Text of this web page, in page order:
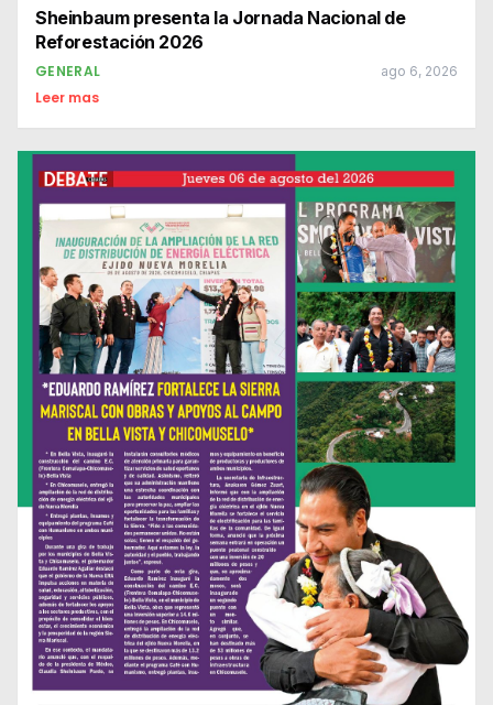
Sheinbaum presenta la Jornada Nacional de
Reforestación 2026
GENERAL ago 6, 2026
Leer mas